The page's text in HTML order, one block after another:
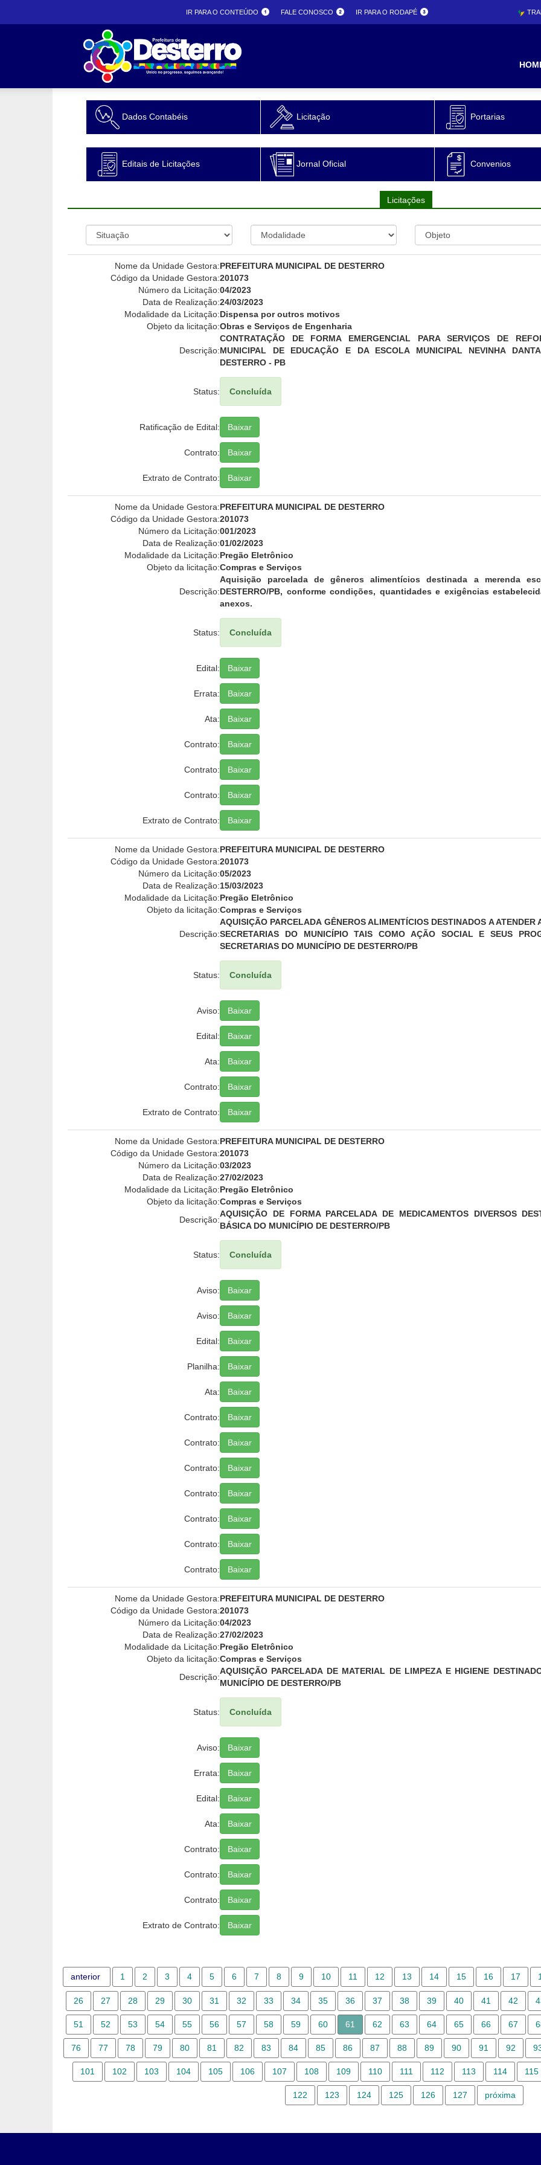
IR PARA O CONTEÚDO FALE CONOSCO IR PARA O RODAPÉ
Prefeitura
Dados Contabéis Licitação Portarias
Editais de Licitações Jornal Oficial Convenios
Licitações
Nome da Unidade Gestora:PREFEITURA MUNICIPAL DE DESTERRO
Código da Unidade Gestora:201073
Número da Licitação:04/2023
Data de Realização:24/03/2023
Modalidade da Licitação:Dispensa por outros motivos
Objeto da licitação:Obras e Serviços de Engenharia
Descrição:
CONTRATAÇÃO DE FORMA EMERGENCIAL PARA SERVIÇOS DE
MUNICIPAL DE EDUCAÇÃO E DA ESCOLA MUNICIPAL NEVINHA
DESTERRO - PB
Status: Concluída
Ratificação de Edital: Baixar
Contrato: Baixar
Extrato de Contrato: Baixar
Nome da Unidade Gestora:PREFEITURA MUNICIPAL DE DESTERRO
Código da Unidade Gestora:201073
Número da Licitação:001/2023
Data de Realização:01/02/2023
Modalidade da Licitação:Pregão Eletrônico
Objeto da licitação:Compras e Serviços
Descrição:
Aquisição parcelada de gêneros alimentícios destinada a merenda
DESTERRO/PB, conforme condições, quantidades e exigências
anexos.
Status: Concluída
Edital: Baixar
Errata: Baixar
Ata: Baixar
Contrato: Baixar
Contrato: Baixar
Contrato: Baixar
Extrato de Contrato: Baixar
Nome da Unidade Gestora:PREFEITURA MUNICIPAL DE DESTERRO
Código da Unidade Gestora:201073
Número da Licitação:05/2023
Data de Realização:15/03/2023
Modalidade da Licitação:Pregão Eletrônico
Objeto da licitação:Compras e Serviços
Descrição:
AQUISIÇÃO PARCELADA GÊNEROS ALIMENTÍCIOS DESTINADOS A ATENDER
SECRETARIAS DO MUNICÍPIO TAIS COMO AÇÃO SOCIAL E SEUS
SECRETARIAS DO MUNICÍPIO DE DESTERRO/PB
Status: Concluída
Aviso: Baixar
Edital: Baixar
Ata: Baixar
Contrato: Baixar
Extrato de Contrato: Baixar
Nome da Unidade Gestora:PREFEITURA MUNICIPAL DE DESTERRO
Código da Unidade Gestora:201073
Número da Licitação:03/2023
Data de Realização:27/02/2023
Modalidade da Licitação:Pregão Eletrônico
Objeto da licitação:Compras e Serviços
Descrição:
AQUISIÇÃO DE FORMA PARCELADA DE MEDICAMENTOS DIVERSOS
BÁSICA DO MUNICÍPIO DE DESTERRO/PB
Status: Concluída
Aviso: Baixar
Aviso: Baixar
Edital: Baixar
Planilha: Baixar
Ata: Baixar
Contrato: Baixar
Contrato: Baixar
Contrato: Baixar
Contrato: Baixar
Contrato: Baixar
Contrato: Baixar
Contrato: Baixar
Nome da Unidade Gestora:PREFEITURA MUNICIPAL DE DESTERRO
Código da Unidade Gestora:201073
Número da Licitação:04/2023
Data de Realização:27/02/2023
Modalidade da Licitação:Pregão Eletrônico
Objeto da licitação:Compras e Serviços
Descrição:
AQUISIÇÃO PARCELADA DE MATERIAL DE LIMPEZA E HIGIENE
MUNICÍPIO DE DESTERRO/PB
Status: Concluída
Aviso: Baixar
Errata: Baixar
Edital: Baixar
Ata: Baixar
Contrato: Baixar
Contrato: Baixar
Contrato: Baixar
Extrato de Contrato: Baixar
anterior 1 2 3 4 5 6 7 8 9 10 11 12 13 14 15 16 17
26 27 28 29 30 31 32 33 34 35 36 37 38 39 40 41 42
51 52 53 54 55 56 57 58 59 60 61 62 63 64 65 66 67
76 77 78 79 80 81 82 83 84 85 86 87 88 89 90 91 92
101 102 103 104 105 106 107 108 109 110 111 112 113 114 115
122 123 124 125 126 127 próxima